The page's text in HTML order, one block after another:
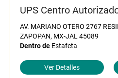
UPS Centro
AV. MARIANO OTERO 2767
ZAPOPAN, MX-JAL 45089
Dentro de Estafeta
Ver Detalles